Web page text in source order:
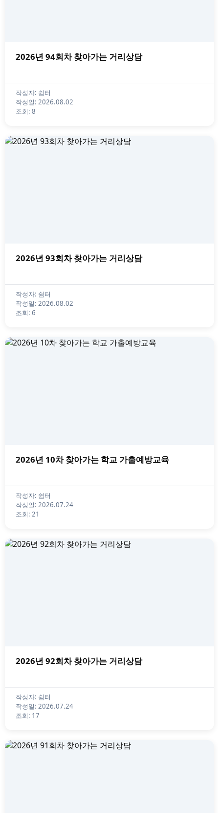
2026년 94회차 찾아가는 거리상담
작성자: 쉼터
작성일: 2026.08.02
조회: 8
2026년 93회차 찾아가는 거리상담
작성자: 쉼터
작성일: 2026.08.02
조회: 6
2026년 10차 찾아가는 학교 가출예방교육
작성자: 쉼터
작성일: 2026.07.24
조회: 21
2026년 92회차 찾아가는 거리상담
작성자: 쉼터
작성일: 2026.07.24
조회: 17